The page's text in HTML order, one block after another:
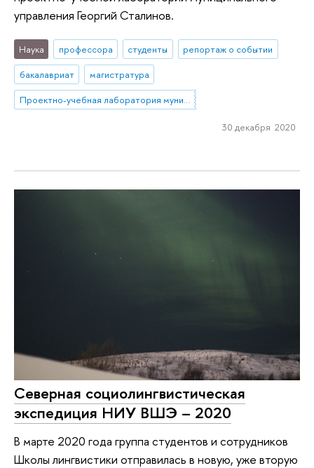
управления Георгий Сталинов.
Наука профессора студенты
репортаж о событии
бакалавриат
магистратура
Проектно-учебная лаборатория муниципального управления
30 декабря 2020
Северная социолингвистическая
экспедиция НИУ ВШЭ – 2020
В марте 2020 года группа студентов и сотрудников
Школы лингвистики отправилась в новую, уже вторую